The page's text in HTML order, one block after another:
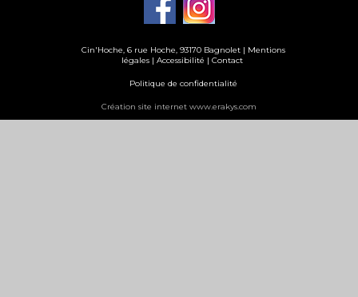
Cin'Hoche, 6 rue Hoche, 93170 Bagnolet | Mentions
légales | Accessibilité | Contact
Politique de confidentialité
Création site internet www.erakys.com